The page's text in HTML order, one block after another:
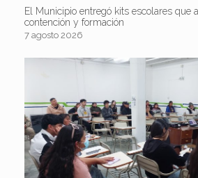
El Municipio entregó kits escolares que
contención y formación
7 agosto 2026